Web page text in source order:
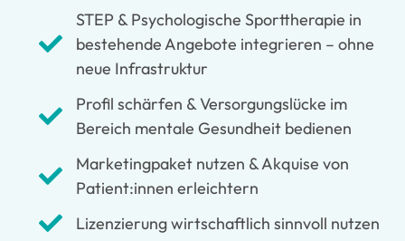
STEP & Psychologische Sporttherapie in
bestehende Angebote integrieren – ohne
neue Infrastruktur
Profil schärfen & Versorgungslücke im
Bereich mentale Gesundheit bedienen
Marketingpaket nutzen & Akquise von
Patient:innen erleichtern
Lizenzierung wirtschaftlich sinnvoll nutzen